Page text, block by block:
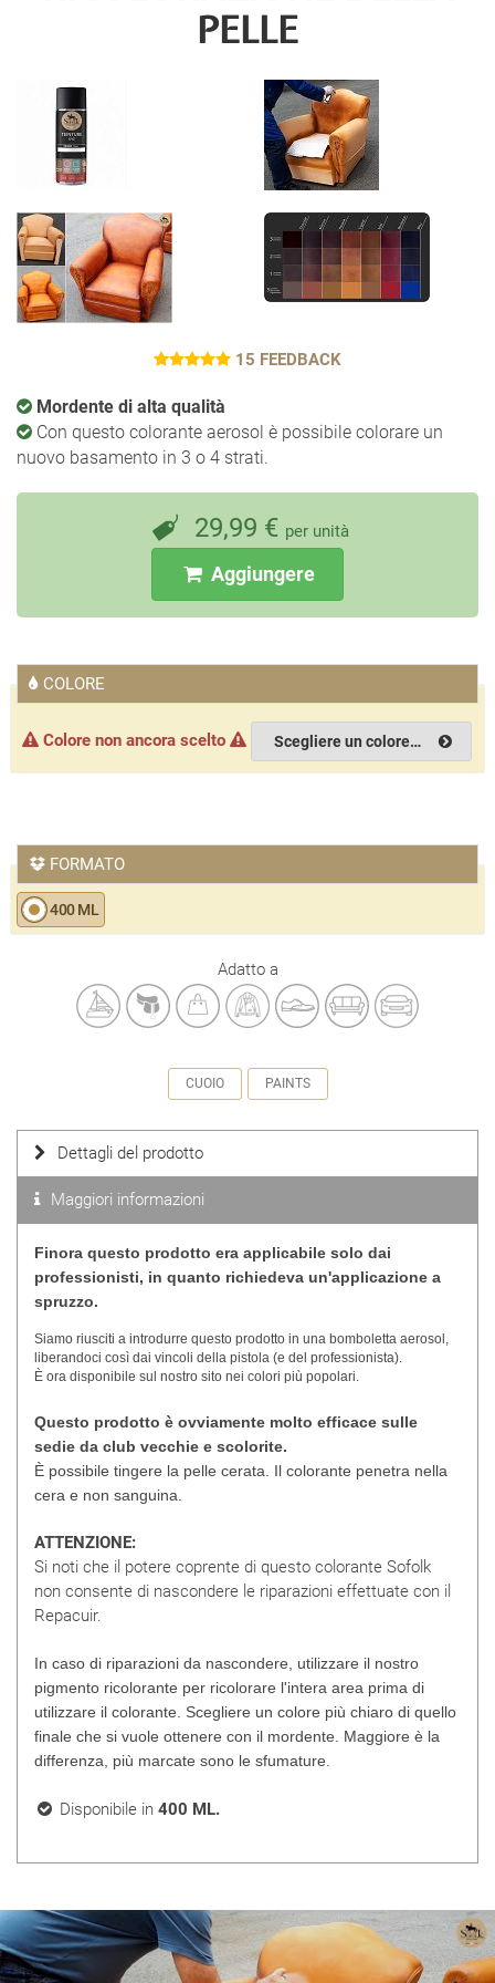
PELLE
15 FEEDBACK
Mordente di alta qualità
Con questo colorante aerosol è possibile colorare un
nuovo basamento in 3 o 4 strati.
29,99 € per unità
Aggiungere
COLORE
Colore non ancora scelto Scegliere un colore…
FORMATO
400 ML
Adatto a
CUOIO PAINTS
Dettagli del prodotto
Maggiori informazioni
Finora questo prodotto era applicabile solo dai
professionisti, in quanto richiedeva un'applicazione a
spruzzo.
Siamo riusciti a introdurre questo prodotto in una bomboletta aerosol,
liberandoci così dai vincoli della pistola (e del professionista).
È ora disponibile sul nostro sito nei colori più popolari.
Questo prodotto è ovviamente molto efficace sulle
sedie da club vecchie e scolorite.
È possibile tingere la pelle cerata. Il colorante penetra nella
cera e non sanguina.
ATTENZIONE:
Si noti che il potere coprente di questo colorante Sofolk
non consente di nascondere le riparazioni effettuate con il
Repacuir.
In caso di riparazioni da nascondere, utilizzare il nostro
pigmento ricolorante per ricolorare l'intera area prima di
utilizzare il colorante. Scegliere un colore più chiaro di quello
finale che si vuole ottenere con il mordente. Maggiore è la
differenza, più marcate sono le sfumature.
Disponibile in400 ML.